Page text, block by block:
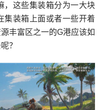
，这些集装箱分为一大块
集装箱上面或者一些开着
丰富区之一的G港应该如
？